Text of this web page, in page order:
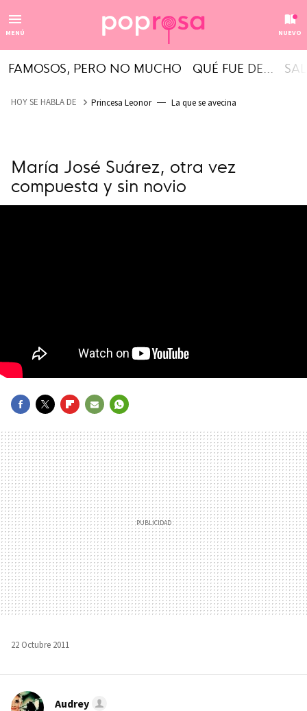
MENÚ NUEVO
FAMOSOS, PERO NO MUCHO QUÉ FUE DE...
HOY SE HABLA DE Princesa Leonor La que se avecina
María José Suárez, otra vez
compuesta y sin novio
MAIL
22 Octubre 2011
Audrey